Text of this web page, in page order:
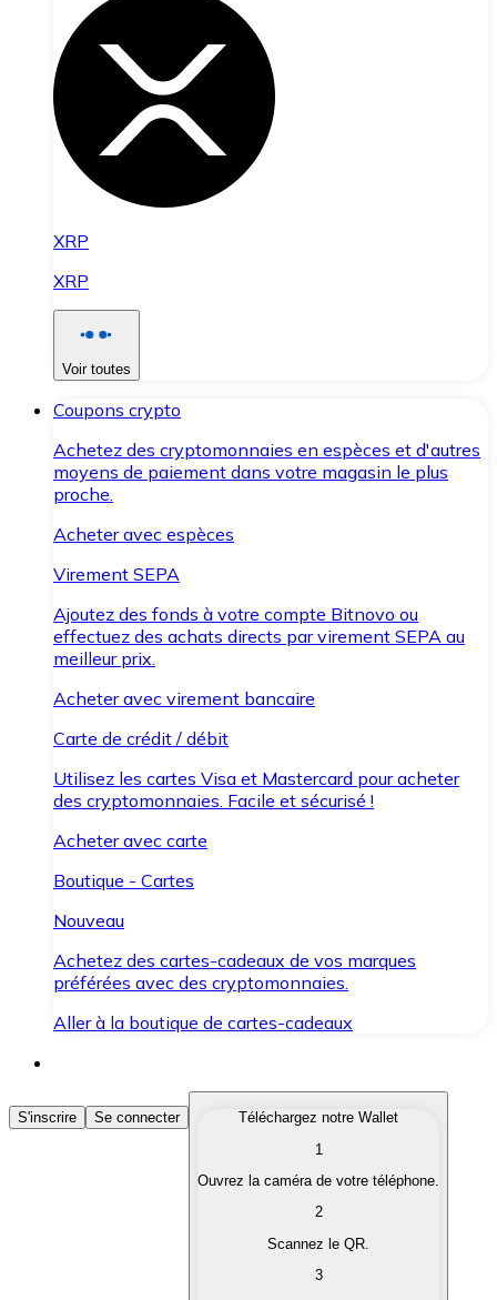
XRP
XRP
Voir toutes
Coupons crypto
Achetez des cryptomonnaies en espèces et d'autres
moyens de paiement dans votre magasin le plus
proche.
Acheter avec espèces
Virement SEPA
Ajoutez des fonds à votre compte Bitnovo ou
effectuez des achats directs par virement SEPA au
meilleur prix.
Acheter avec virement bancaire
Carte de crédit / débit
Utilisez les cartes Visa et Mastercard pour acheter
des cryptomonnaies. Facile et sécurisé !
Acheter avec carte
Boutique - Cartes
Nouveau
Achetez des cartes-cadeaux de vos marques
préférées avec des cryptomonnaies.
Aller à la boutique de cartes-cadeaux
Acheter des Cryptomonnaies
Achetez les cryptomonnaies qui vous intéressent
Convertissez vos cryptomonnaies en monnaie
S'inscrire Se connecter
Téléchargez notre Wallet
1
Ouvrez la caméra de votre téléphone.
2
Scannez le QR.
3